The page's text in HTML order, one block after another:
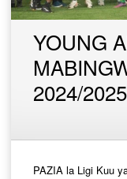
YOUNG
2024/2025
PAZIA la Ligi Kuu